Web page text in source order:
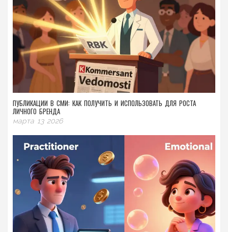
ПУБЛИКАЦИИ В СМИ: КАК ПОЛУЧИТЬ И ИСПОЛЬЗОВАТЬ ДЛЯ РОСТА
ЛИЧНОГО БРЕНДА
марта 13 2026